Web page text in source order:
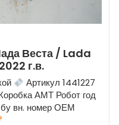
Веста / Lada
г.в.
Артикул 1441227
АМТ Робот год
бу вн. номер ОЕМ